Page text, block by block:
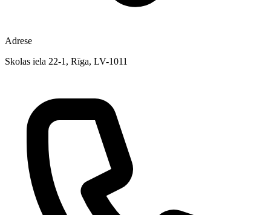
Adrese
Skolas iela 22-1, Rīga, LV-1011